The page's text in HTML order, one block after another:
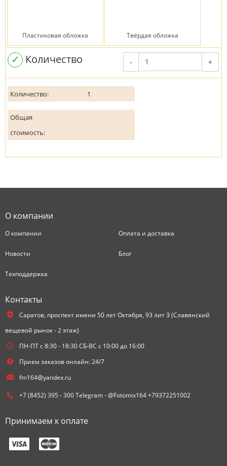
Пластиковая обложка Твёрдая обложка
✓ Количество - +
Количество: 1
Общая
стоимость:
О компании
О компании Оплата и доставка
Новости Блог
Техподдержка
Контакты
Саратов, проспект имени 50 лет Октября, 93 лит З (Славянский
вещевой рынок - 2 этаж)
ПН-ПТ с 8:30 - 18:30 СБ-ВС с 10:00 до 16:00
Прием заказов онлайн: 24/7
fm164@yandex.ru
+7 (8452) 395 - 300 Telegram - @Fotomix164 +79372251002
Принимаем к оплате